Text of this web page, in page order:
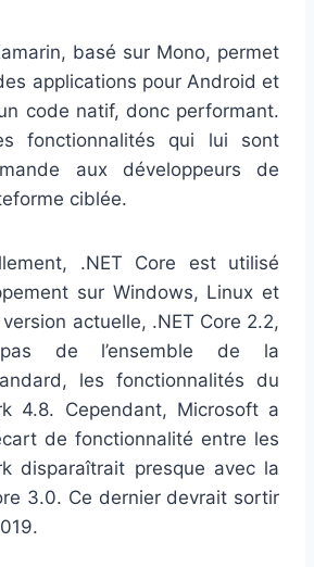
basé sur Mono, permet
applications pour Android et
code natif, donc performant.
fonctionnalités qui lui sont
aux développeurs de
ciblée.
.NET Core est utilisé
sur Windows, Linux et
actuelle, .NET Core 2.2,
de l’ensemble de la
les fonctionnalités du
4.8. Cependant, Microsoft a
de fonctionnalité entre les
disparaîtrait presque avec la
3.0. Ce dernier devrait sortir